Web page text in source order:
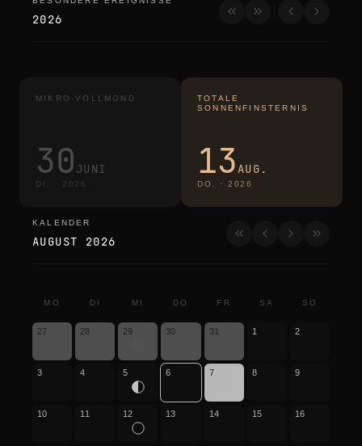
besondere ereignisse
2026
MIKRO-VOLLMOND
30 JUNI
DI. · 2026
TOTALE
SONNENFINSTERNIS
13AUG.
DO. · 2026
kalender
KALENDER
AUGUST 2026
MO DI MI DO FR SA SO
27 28 29 30 31 1 2
3 4 5 6 7 8 9
10 11 12 13 14 15 16